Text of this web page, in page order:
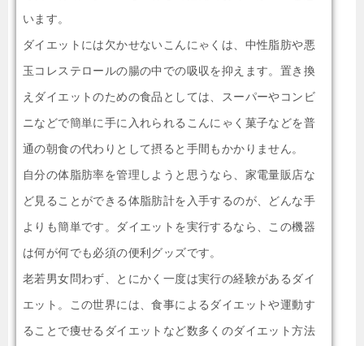
います。
ダイエットには欠かせないこんにゃくは、中性脂肪や悪
玉コレステロールの腸の中での吸収を抑えます。置き換
えダイエットのための食品としては、スーパーやコンビ
ニなどで簡単に手に入れられるこんにゃく菓子などを普
通の朝食の代わりとして摂ると手間もかかりません。
自分の体脂肪率を管理しようと思うなら、家電量販店な
ど見ることができる体脂肪計を入手するのが、どんな手
よりも簡単です。ダイエットを実行するなら、この機器
は何が何でも必須の便利グッズです。
老若男女問わず、とにかく一度は実行の経験があるダイ
エット。この世界には、食事によるダイエットや運動す
ることで痩せるダイエットなど数多くのダイエット方法